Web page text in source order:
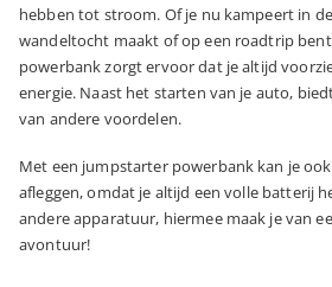
hebben tot stroom. Of je nu kampeert in
wandeltocht maakt of op een roadtrip
powerbank zorgt ervoor dat je altijd
energie. Naast het starten van je auto,
van andere voordelen.
Met een jumpstarter powerbank kan je
afleggen, omdat je altijd een volle batterij
andere apparatuur, hiermee maak je van
avontuur!